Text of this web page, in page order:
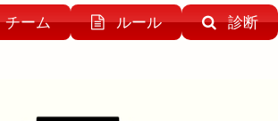
チーム ルール 診断